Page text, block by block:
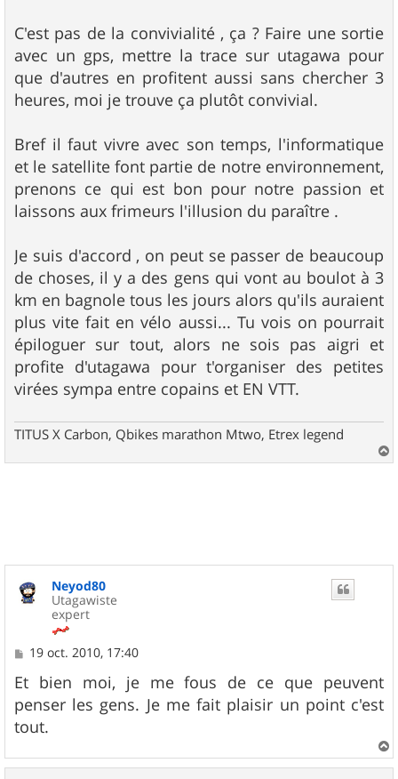
C'est pas de la convivialité , ça ? Faire une sortie
avec un gps, mettre la trace sur utagawa pour
que d'autres en profitent aussi sans chercher 3
heures, moi je trouve ça plutôt convivial.
Bref il faut vivre avec son temps, l'informatique
et le satellite font partie de notre environnement,
prenons ce qui est bon pour notre passion et
laissons aux frimeurs l'illusion du paraître .
Je suis d'accord , on peut se passer de beaucoup
de choses, il y a des gens qui vont au boulot à 3
km en bagnole tous les jours alors qu'ils auraient
plus vite fait en vélo aussi... Tu vois on pourrait
épiloguer sur tout, alors ne sois pas aigri et
profite d'utagawa pour t'organiser des petites
virées sympa entre copains et EN VTT.
TITUS X Carbon, Qbikes marathon Mtwo, Etrex legend
a
Neyod80
Utagawiste
expert
M
s
s
a
g
e
19 oct. 2010, 17:40
Et bien moi, je me fous de ce que peuvent
penser les gens. Je me fait plaisir un point c'est
tout.
a